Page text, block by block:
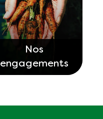
Nos
engagements